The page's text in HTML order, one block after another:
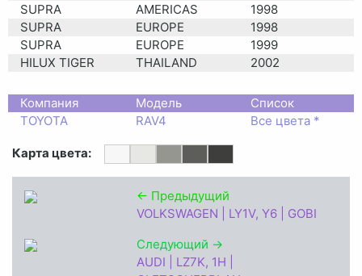
SUPRA
AMERICAS
1998
SUPRA
EUROPE
1998
SUPRA
EUROPE
1999
HILUX TIGER
THAILAND 2002
Компания Модель
Список
TOYOTA
RAV4 Все цвета *
Карта цвета:
← Предыдущий
VOLKSWAGEN | LY1V, Y6 | GOBI
Следующий →
AUDI | LZ7K, 1H |